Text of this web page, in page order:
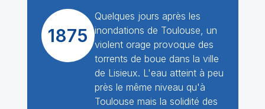
1875
Quelques jours après les
inondations de Toulouse, un
violent orage provoque des
torrents de boue dans la ville
de Lisieux. L'eau atteint à peu
près le même niveau qu'à
Toulouse mais la solidité des